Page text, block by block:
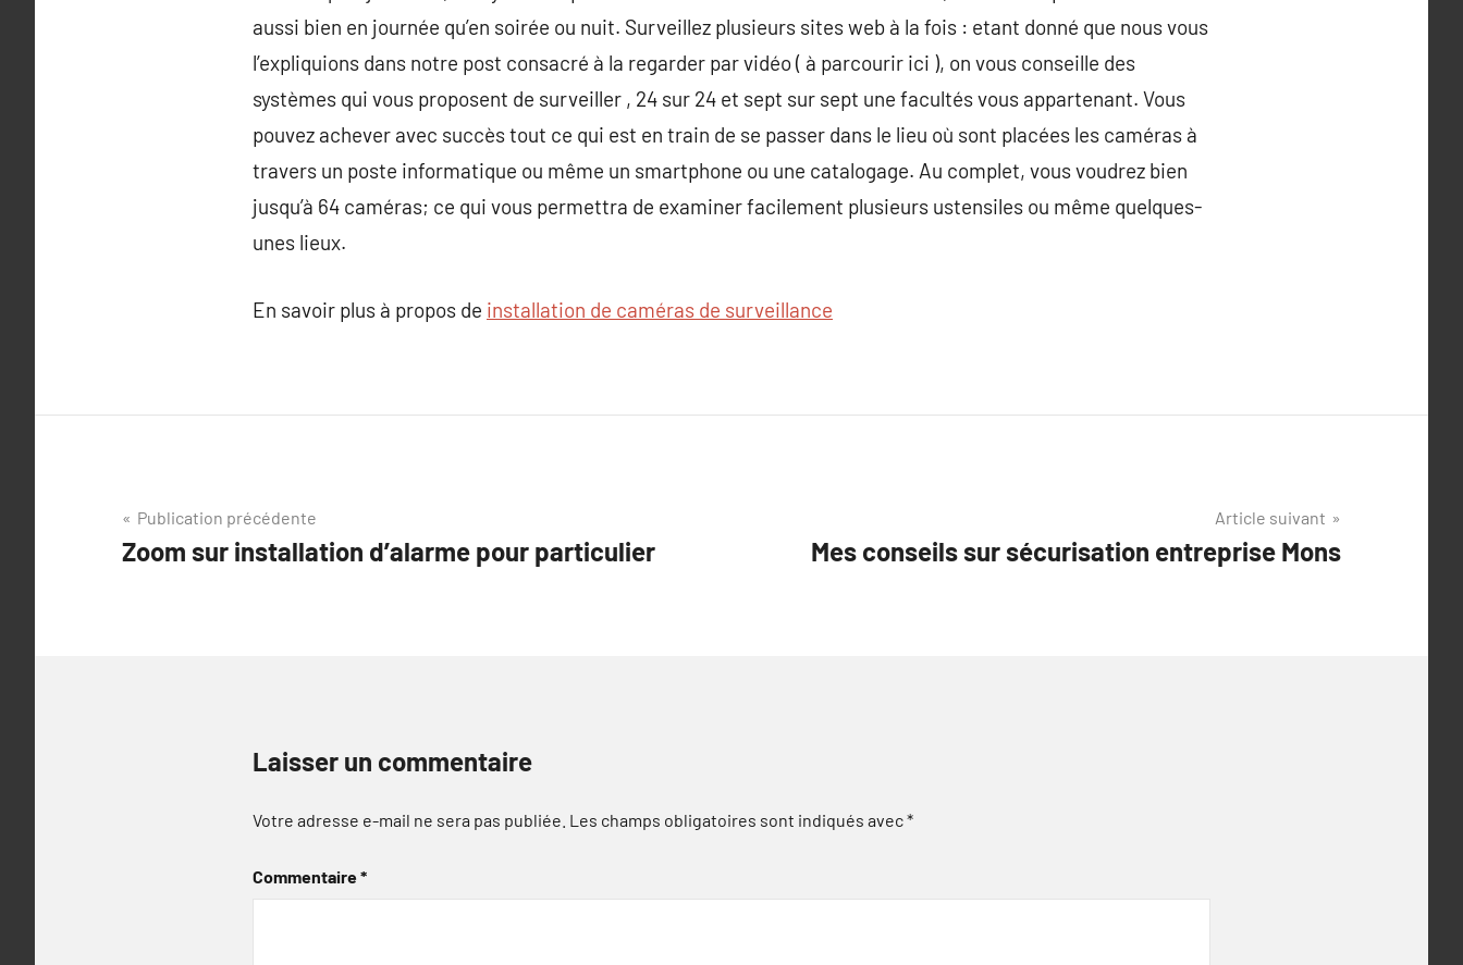
aussi bien en journée qu’en soirée ou nuit. Surveillez plusieurs sites web à la fois : etant donné que nous vous
l’expliquions dans notre post consacré à la regarder par vidéo ( à parcourir ici ), on vous conseille des
systèmes qui vous proposent de surveiller , 24 sur 24 et sept sur sept une facultés vous appartenant. Vous
pouvez achever avec succès tout ce qui est en train de se passer dans le lieu où sont placées les caméras à
travers un poste informatique ou même un smartphone ou une catalogage. Au complet, vous voudrez bien
jusqu’à 64 caméras; ce qui vous permettra de examiner facilement plusieurs ustensiles ou même quelques-
unes lieux.
En savoir plus à propos de installation de caméras de surveillance
Navigation
de
Publication précédente
Zoom sur installation d’alarme pour particulier
Article suivant
Mes conseils sur sécurisation entreprise Mons
Laisser un commentaire
Votre adresse e-mail ne sera pas publiée. Les champs obligatoires sont indiqués avec*
Commentaire*